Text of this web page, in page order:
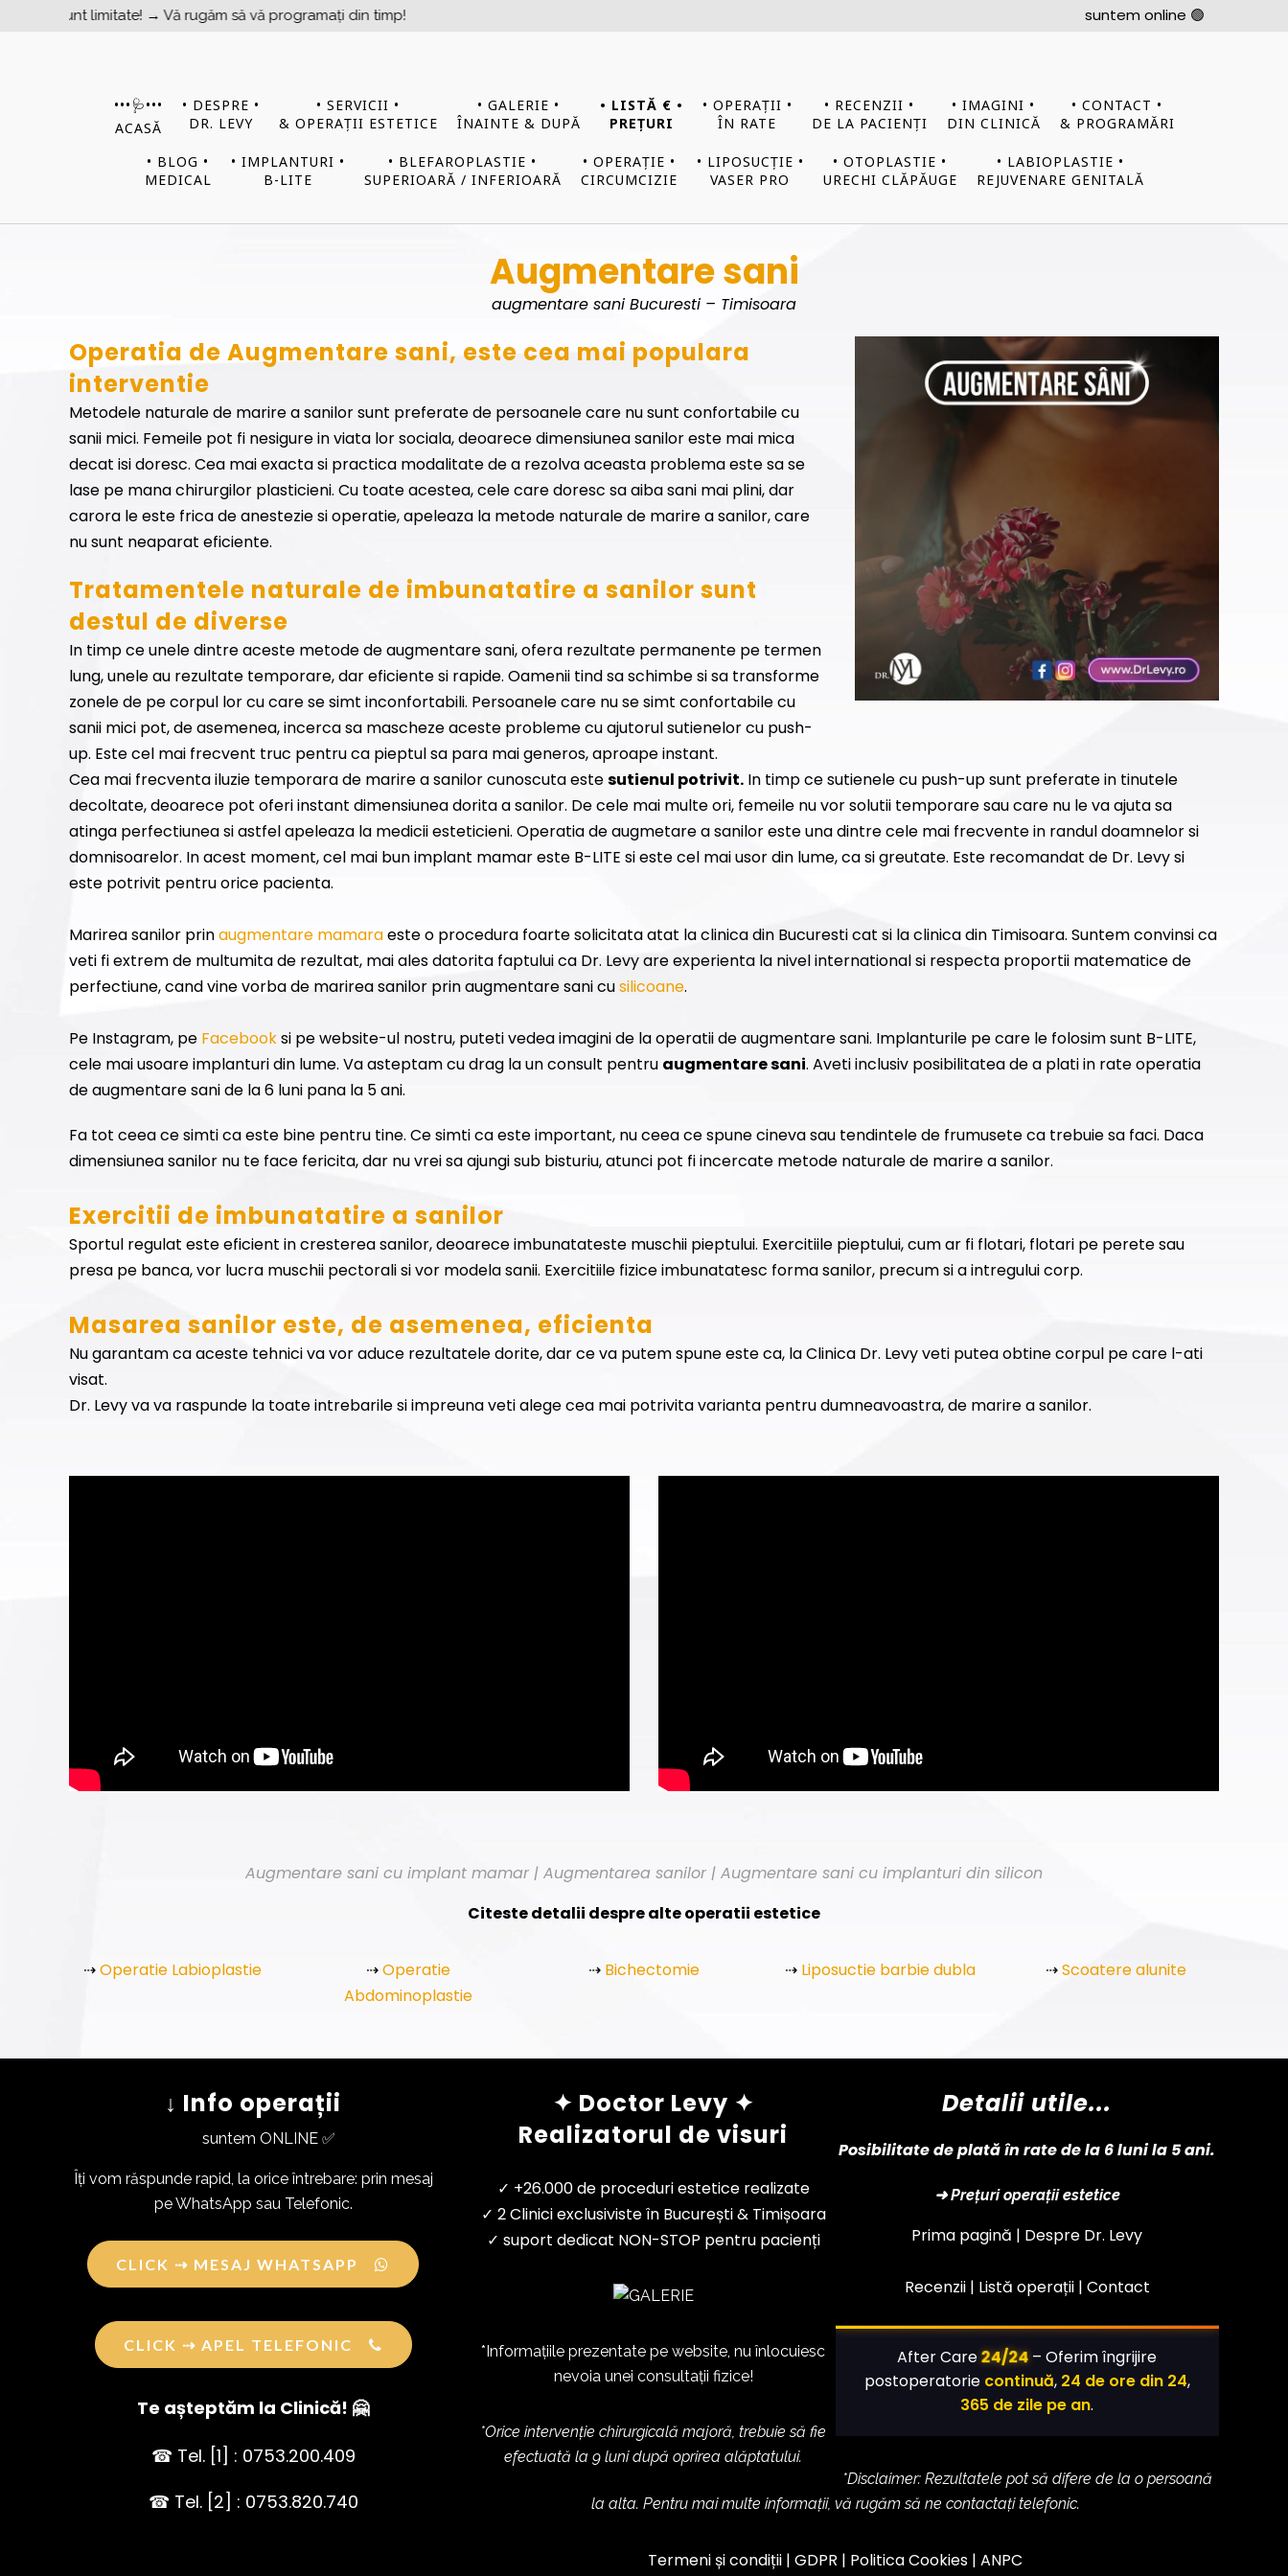
→ Vă rugăm să vă programați din timp! suntem online 🟢
•••​​​​🩺•••
ACASĂ
• DESPRE •
DR. LEVY
• SERVICII •
& OPERAȚII ESTETICE
• GALERIE •
ÎNAINTE & DUPĂ
• LISTĂ € •
PREȚURI
• OPERAȚII •
ÎN RATE
• RECENZII •
DE LA PACIENȚI
• IMAGINI •
DIN CLINICĂ
• CONTACT •
& PROGRAMĂRI
• BLOG •
MEDICAL
• IMPLANTURI •
B-LITE
• BLEFAROPLASTIE •
SUPERIOARĂ / INFERIOARĂ
• OPERAȚIE •
CIRCUMCIZIE
• LIPOSUCȚIE •
VASER PRO
• OTOPLASTIE •
URECHI CLĂPĂUGE
• LABIOPLASTIE •
REJUVENARE GENITALĂ
Augmentare sani
augmentare sani Bucuresti – Timisoara
Operatia de Augmentare sani, este cea mai populara
interventie
Metodele naturale de marire a sanilor sunt preferate de persoanele care nu sunt confortabile cu
sanii mici. Femeile pot fi nesigure in viata lor sociala, deoarece dimensiunea sanilor este mai mica
decat isi doresc. Cea mai exacta si practica modalitate de a rezolva aceasta problema este sa se
lase pe mana chirurgilor plasticieni. Cu toate acestea, cele care doresc sa aiba sani mai plini, dar
carora le este frica de anestezie si operatie, apeleaza la metode naturale de marire a sanilor, care
nu sunt neaparat eficiente.
Tratamentele naturale de imbunatatire a sanilor sunt
destul de diverse
In timp ce unele dintre aceste metode de augmentare sani, ofera rezultate permanente pe termen
lung, unele au rezultate temporare, dar eficiente si rapide. Oamenii tind sa schimbe si sa transforme
zonele de pe corpul lor cu care se simt inconfortabili. Persoanele care nu se simt confortabile cu
sanii mici pot, de asemenea, incerca sa mascheze aceste probleme cu ajutorul sutienelor cu push-
up. Este cel mai frecvent truc pentru ca pieptul sa para mai generos, aproape instant.
Cea mai frecventa iluzie temporara de marire a sanilor cunoscuta estesutienul potrivit. In timp ce sutienele cu push-up sunt preferate in tinutele
decoltate, deoarece pot oferi instant dimensiunea dorita a sanilor. De cele mai multe ori, femeile nu vor solutii temporare sau care nu le va ajuta sa
atinga perfectiunea si astfel apeleaza la medicii esteticieni. Operatia de augmetare a sanilor este una dintre cele mai frecvente in randul doamnelor si
domnisoarelor. In acest moment, cel mai bun implant mamar este B-LITE si este cel mai usor din lume, ca si greutate. Este recomandat de Dr. Levy si
este potrivit pentru orice pacienta.
Marirea sanilor prinaugmentare mamaraeste o procedura foarte solicitata atat la clinica din Bucuresti cat si la clinica din Timisoara. Suntem convinsi ca
veti fi extrem de multumita de rezultat, mai ales datorita faptului ca Dr. Levy are experienta la nivel international si respecta proportii matematice de
perfectiune, cand vine vorba de marirea sanilor prin augmentare sani cusilicoane.
Pe Instagram, pe Facebooksi pe website-ul nostru, puteti vedea imagini de la operatii de augmentare sani. Implanturile pe care le folosim sunt B-LITE,
cele mai usoare implanturi din lume. Va asteptam cu drag la un consult pentru augmentare sani. Aveti inclusiv posibilitatea de a plati in rate operatia
de augmentare sani de la 6 luni pana la 5 ani.
Fa tot ceea ce simti ca este bine pentru tine. Ce simti ca este important, nu ceea ce spune cineva sau tendintele de frumusete ca trebuie sa faci. Daca
dimensiunea sanilor nu te face fericita, dar nu vrei sa ajungi sub bisturiu, atunci pot fi incercate metode naturale de marire a sanilor.
Exercitii de imbunatatire a sanilor
Sportul regulat este eficient in cresterea sanilor, deoarece imbunatateste muschii pieptului. Exercitiile pieptului, cum ar fi flotari, flotari pe perete sau
presa pe banca, vor lucra muschii pectorali si vor modela sanii. Exercitiile fizice imbunatatesc forma sanilor, precum si a intregului corp.
Masarea sanilor este, de asemenea, eficienta
Nu garantam ca aceste tehnici va vor aduce rezultatele dorite, dar ce va putem spune este ca, la Clinica Dr. Levy veti putea obtine corpul pe care l-ati
visat.
Dr. Levy va va raspunde la toate intrebarile si impreuna veti alege cea mai potrivita varianta pentru dumneavoastra, de marire a sanilor.
Augmentare sani cu implant mamar | Augmentarea sanilor | Augmentare sani cu implanturi din silicon
Citeste detalii despre alte operatii estetice
⇢Operatie Labioplastie ⇢Operatie
Abdominoplastie
⇢ Bichectomie ⇢ Liposuctie barbie dubla ⇢Scoatere alunite
↓ Info operații
suntem ONLINE ✅
Îți vom răspunde rapid, la orice întrebare: prin mesaj
pe WhatsApp sau Telefonic.
CLICK ⇢ MESAJ WHATSAPP
CLICK ⇢ APEL TELEFONIC
Te așteptăm la Clinică! 🤗
☎ Tel. [1] : 0753.200.409
☎ Tel. [2] : 0753.820.740
✦ Doctor Levy ✦
Realizatorul de visuri
✓ +26.000 de proceduri estetice realizate
✓ 2 Clinici exclusiviste în București & Timișoara
✓ suport dedicat NON-STOP pentru pacienți
*Informațiile prezentate pe website, nu înlocuiesc
nevoia unei consultații fizice!
*Orice intervenție chirurgicală majoră, trebuie să fie
efectuată la 9 luni după oprirea alăptatului.
Detalii utile...
Posibilitate de plată în rate de la 6 luni la 5 ani.
➜ Prețuri operații estetice
Prima pagină | Despre Dr. Levy
Recenzii | Listă operații| Contact
After Care24/24 – Oferim îngrijire
postoperatorie continuă, 24 de ore din 24,
365 de zile pe an.
*Disclaimer: Rezultatele pot să difere de la o persoană
la alta. Pentru mai multe informații, vă rugăm să ne contactați telefonic.
Termeni și condiții |GDPR | Politica Cookies |ANPC